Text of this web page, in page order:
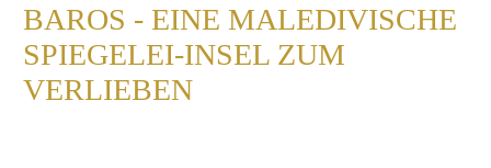
BAROS - EINE MALEDIVISCHE
SPIEGELEI-INSEL ZUM
VERLIEBEN